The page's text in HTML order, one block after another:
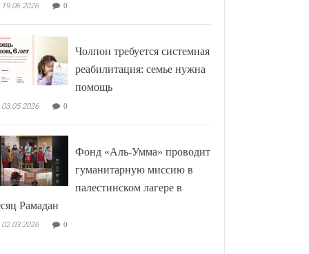
19.06.2026 0
Чолпон требуется системная
реабилитация: семье нужна
помощь
03.05.2026 0
Фонд «Аль-Умма» проводит
гуманитарную миссию в
палестинском лагере в
Рамадан
02.03.2026 0